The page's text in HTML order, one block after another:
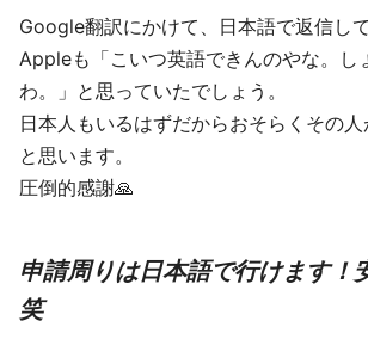
Google翻訳にかけて、日本語で返信して
Appleも「こいつ英語できんのやな。し
わ。」と思っていたでしょう。
日本人もいるはずだからおそらくその
と思います。
圧倒的感謝🙏
申請周りは日本語で行けます！
笑